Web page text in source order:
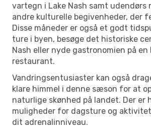
vartegn i Lake Nash samt udendørs
andre kulturelle begivenheder, der
Disse måneder er også et godt
ture i byen, besøge det historiske
Nash eller nyde gastronomien på
restaurant.
Vandringsentusiaster kan også
klare himmel i denne sæson for at
naturlige skønhed på landet. Der er
muligheder for dagsture og
dit adrenalinniveau.